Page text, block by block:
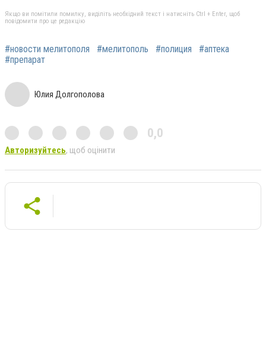
Якщо ви помітили помилку, виділіть необхідний текст і натисніть Ctrl + Enter, щоб
повідомити про це редакцію
#новости мелитополя #мелитополь #полиция
#аптека
#препарат
Юлия Долгополова
0,0
Авторизуйтесь, щоб оцінити